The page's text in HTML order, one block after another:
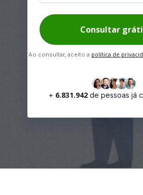
Consultar
Ao consultar, aceito a política de
+ 6.831.942de pessoas já